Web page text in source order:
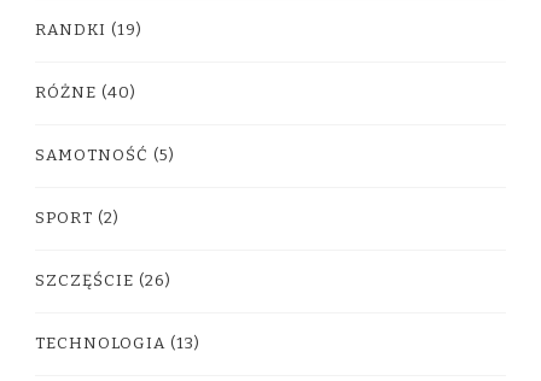
RANDKI (19)
RÓŻNE (40)
SAMOTNOŚĆ (5)
SPORT (2)
SZCZĘŚCIE (26)
TECHNOLOGIA (13)